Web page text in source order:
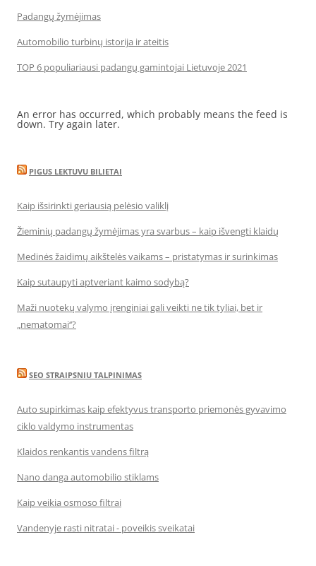
Padangų žymėjimas
Automobilio turbinų istorija ir ateitis
TOP 6 populiariausi padangų gamintojai Lietuvoje 2021
An error has occurred, which probably means the feed is
down. Try again later.
PIGUS LEKTUVU BILIETAI
Kaip išsirinkti geriausią pelėsio valiklį
Žieminių padangų žymėjimas yra svarbus – kaip išvengti klaidų
Medinės žaidimų aikštelės vaikams – pristatymas ir surinkimas
Kaip sutaupyti aptveriant kaimo sodybą?
Maži nuotekų valymo įrenginiai gali veikti ne tik tyliai, bet ir
„nematomai‘‘?
SEO STRAIPSNIU TALPINIMAS
Auto supirkimas kaip efektyvus transporto priemonės gyvavimo
ciklo valdymo instrumentas
Klaidos renkantis vandens filtrą
Nano danga automobilio stiklams
Kaip veikia osmoso filtrai
Vandenyje rasti nitratai - poveikis sveikatai